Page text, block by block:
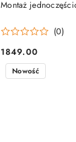
Montaż
(0)
Cena:
1849.00
Nowość